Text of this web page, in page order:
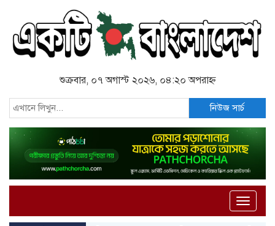
শুক্রবার, ০৭ অগাস্ট ২০২৬, ০৪:২০ অপরাহ্ন
নিউজ সার্চ
Toggle